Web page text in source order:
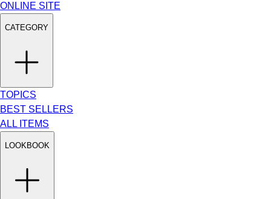
ONLINE SITE
CATEGORY
TOPICS
BEST SELLERS
ALL ITEMS
LOOKBOOK